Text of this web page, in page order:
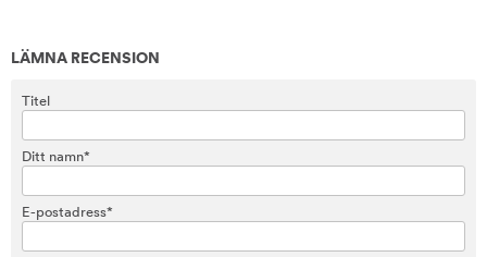
LÄMNA RECENSION
Titel
Ditt namn*
E-postadress*